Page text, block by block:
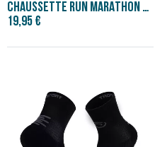
CHAUSSETTE RUN MARATHON MID BLANC/GRIS
19,95 €